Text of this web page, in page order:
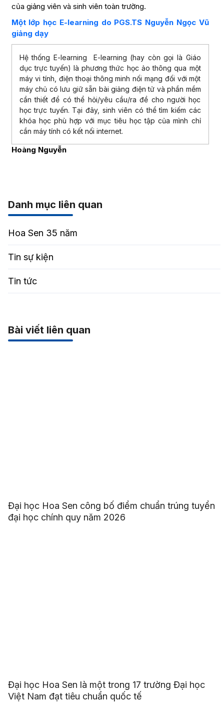
của giảng viên và sinh viên toàn trường.
Một lớp học E-learning do PGS.TS Nguyễn Ngọc Vũ
giảng dạy
Hệ thống E-learning E-learning (hay còn gọi là Giáo
dục trực tuyến) là phương thức học ảo thông qua một
máy vi tính, điện thoại thông minh nối mạng đối với một
máy chủ có lưu giữ sẵn bài giảng điện tử và phần mềm
cần thiết để có thể hỏi/yêu cầu/ra đề cho người học
học trực tuyến. Tại đây, sinh viên có thể tìm kiếm các
khóa học phù hợp với mục tiêu học tập của mình chỉ
cần máy tính có kết nối internet.
Hoàng Nguyễn
Danh mục liên quan
Hoa Sen 35 năm
Tin sự kiện
Tin tức
Bài viết liên quan
Đại học Hoa Sen công bố điểm chuẩn trúng tuyển
đại học chính quy năm 2026
Đại học Hoa Sen là một trong 17 trường Đại học
Việt Nam đạt tiêu chuẩn quốc tế